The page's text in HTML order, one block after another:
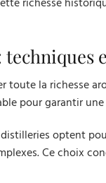
techniques
toute la richesse
pour garantir
optent
Ce choix